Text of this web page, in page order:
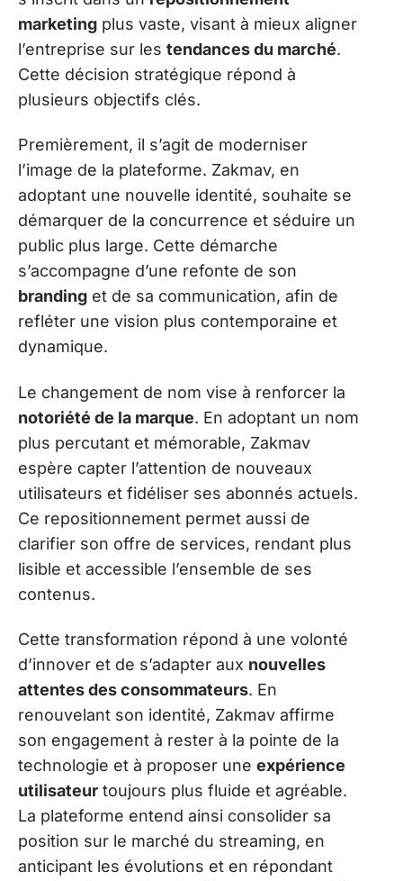
marketing plus vaste, visant à mieux aligner
l’entreprise sur les tendances du marché.
Cette décision stratégique répond à
plusieurs objectifs clés.
Premièrement, il s’agit de moderniser
l’image de la plateforme. Zakmav, en
adoptant une nouvelle identité, souhaite se
démarquer de la concurrence et séduire un
public plus large. Cette démarche
s’accompagne d’une refonte de son
branding et de sa communication, afin de
refléter une vision plus contemporaine et
dynamique.
Le changement de nom vise à renforcer la
notoriété de la marque. En adoptant un nom
plus percutant et mémorable, Zakmav
espère capter l’attention de nouveaux
utilisateurs et fidéliser ses abonnés actuels.
Ce repositionnement permet aussi de
clarifier son offre de services, rendant plus
lisible et accessible l’ensemble de ses
contenus.
Cette transformation répond à une volonté
d’innover et de s’adapter aux nouvelles
attentes des consommateurs. En
renouvelant son identité, Zakmav affirme
son engagement à rester à la pointe de la
technologie et à proposer une expérience
utilisateur toujours plus fluide et agréable.
La plateforme entend ainsi consolider sa
position sur le marché du streaming, en
anticipant les évolutions et en répondant